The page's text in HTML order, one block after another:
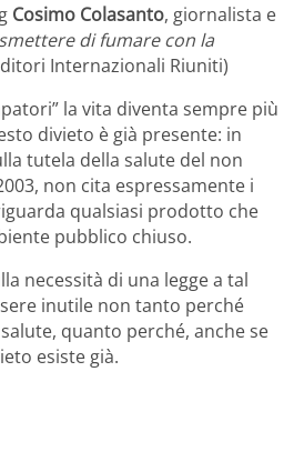
Cosimo Colasanto, giornalista e
di fumare con la
Internazionali Riuniti)
la vita diventa sempre più
divieto è già presente: in
tutela della salute del non
non cita espressamente i
qualsiasi prodotto che
pubblico chiuso.
necessità di una legge a tal
inutile non tanto perché
quanto perché, anche se
esiste già.